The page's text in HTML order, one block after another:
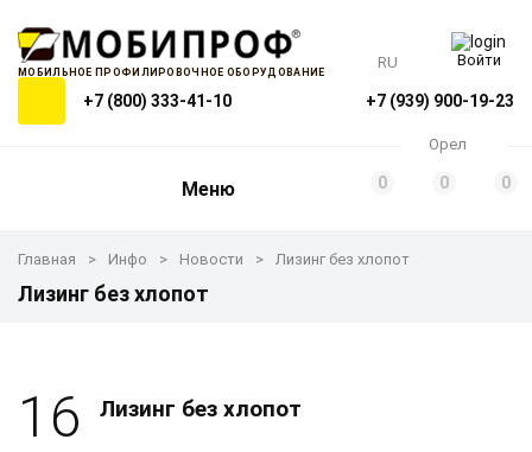
МОБИЛЬНОЕ ПРОФИЛИРОВОЧНОЕ ОБОРУДОВАНИЕ
+7 (800) 333-41-10 +7 (939) 900-19-23
RU Войти
Орел
Меню 0 0 0
Главная Инфо Новости Лизинг без хлопот
Лизинг без хлопот
16 Лизинг без хлопот